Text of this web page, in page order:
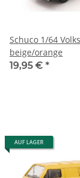
Schuco 1/64
beige/orange
19,95 € *
AUF LAGER